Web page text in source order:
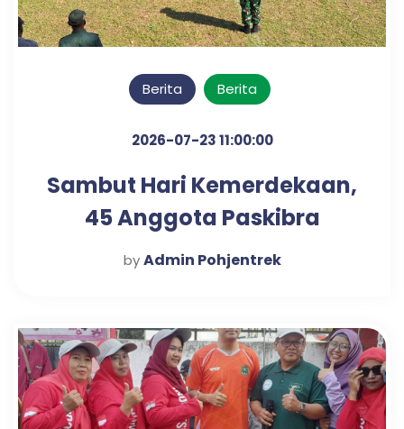
Berita Berita
2026-07-23 11:00:00
Sambut Hari Kemerdekaan,
45 Anggota Paskibra
Kecamatan Pohjentrek
by Admin Pohjentrek